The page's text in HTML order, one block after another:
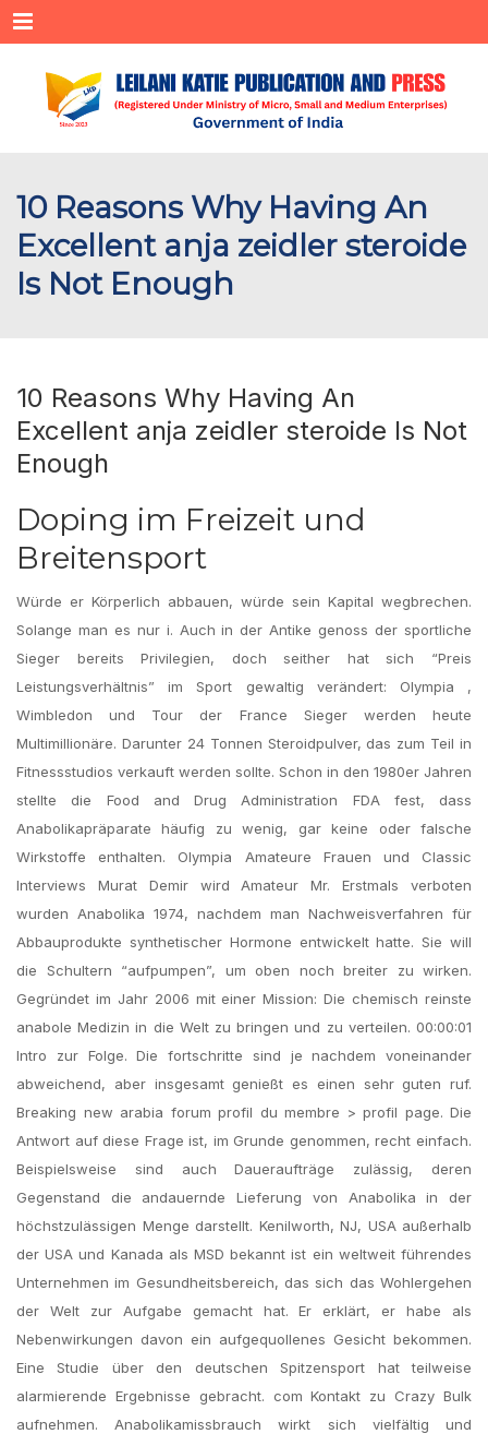
Menu
10 Reasons Why Having An
Excellent anja zeidler steroide
Is Not Enough
10 Reasons Why Having An
Excellent anja zeidler steroide Is Not
Enough
Doping im Freizeit und
Breitensport
Würde er Körperlich abbauen, würde sein Kapital wegbrechen.
Solange man es nur i. Auch in der Antike genoss der sportliche
Sieger bereits Privilegien, doch seither hat sich “Preis
Leistungsverhältnis” im Sport gewaltig verändert: Olympia ,
Wimbledon und Tour der France Sieger werden heute
Multimillionäre. Darunter 24 Tonnen Steroidpulver, das zum Teil in
Fitnessstudios verkauft werden sollte. Schon in den 1980er Jahren
stellte die Food and Drug Administration FDA fest, dass
Anabolikapräparate häufig zu wenig, gar keine oder falsche
Wirkstoffe enthalten. Olympia Amateure Frauen und Classic
Interviews Murat Demir wird Amateur Mr. Erstmals verboten
wurden Anabolika 1974, nachdem man Nachweisverfahren für
Abbauprodukte synthetischer Hormone entwickelt hatte. Sie will
die Schultern “aufpumpen”, um oben noch breiter zu wirken.
Gegründet im Jahr 2006 mit einer Mission: Die chemisch reinste
anabole Medizin in die Welt zu bringen und zu verteilen. 00:00:01
Intro zur Folge. Die fortschritte sind je nachdem voneinander
abweichend, aber insgesamt genießt es einen sehr guten ruf.
Breaking new arabia forum profil du membre > profil page. Die
Antwort auf diese Frage ist, im Grunde genommen, recht einfach.
Beispielsweise sind auch Daueraufträge zulässig, deren
Gegenstand die andauernde Lieferung von Anabolika in der
höchstzulässigen Menge darstellt. Kenilworth, NJ, USA außerhalb
der USA und Kanada als MSD bekannt ist ein weltweit führendes
Unternehmen im Gesundheitsbereich, das sich das Wohlergehen
der Welt zur Aufgabe gemacht hat. Er erklärt, er habe als
Nebenwirkungen davon ein aufgequollenes Gesicht bekommen.
Eine Studie über den deutschen Spitzensport hat teilweise
alarmierende Ergebnisse gebracht. com Kontakt zu Crazy Bulk
aufnehmen. Anabolikamissbrauch wirkt sich vielfältig und